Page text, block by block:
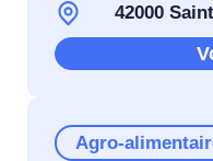
42000
Agro-